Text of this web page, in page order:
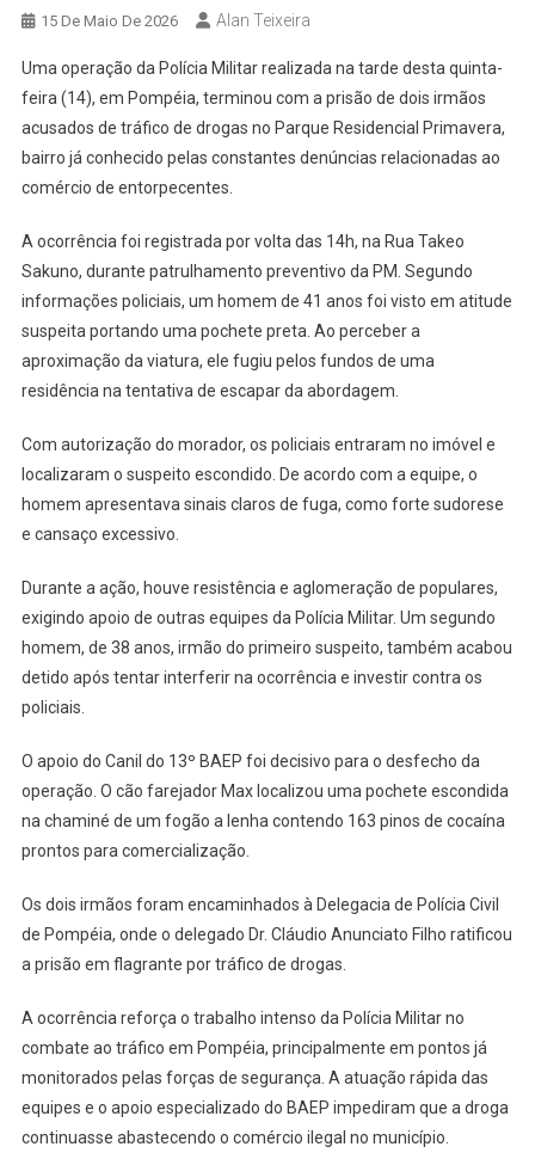
15 De Maio De 2026 Alan Teixeira
Uma operação da Polícia Militar realizada na tarde desta quinta-
feira (14), em Pompéia, terminou com a prisão de dois irmãos
acusados de tráfico de drogas no Parque Residencial Primavera,
bairro já conhecido pelas constantes denúncias relacionadas ao
comércio de entorpecentes.
A ocorrência foi registrada por volta das 14h, na Rua Takeo
Sakuno, durante patrulhamento preventivo da PM. Segundo
informações policiais, um homem de 41 anos foi visto em atitude
suspeita portando uma pochete preta. Ao perceber a
aproximação da viatura, ele fugiu pelos fundos de uma
residência na tentativa de escapar da abordagem.
Com autorização do morador, os policiais entraram no imóvel e
localizaram o suspeito escondido. De acordo com a equipe, o
homem apresentava sinais claros de fuga, como forte sudorese
e cansaço excessivo.
Durante a ação, houve resistência e aglomeração de populares,
exigindo apoio de outras equipes da Polícia Militar. Um segundo
homem, de 38 anos, irmão do primeiro suspeito, também acabou
detido após tentar interferir na ocorrência e investir contra os
policiais.
O apoio do Canil do 13º BAEP foi decisivo para o desfecho da
operação. O cão farejador Max localizou uma pochete escondida
na chaminé de um fogão a lenha contendo 163 pinos de cocaína
prontos para comercialização.
Os dois irmãos foram encaminhados à Delegacia de Polícia Civil
de Pompéia, onde o delegado Dr. Cláudio Anunciato Filho ratificou
a prisão em flagrante por tráfico de drogas.
A ocorrência reforça o trabalho intenso da Polícia Militar no
combate ao tráfico em Pompéia, principalmente em pontos já
monitorados pelas forças de segurança. A atuação rápida das
equipes e o apoio especializado do BAEP impediram que a droga
continuasse abastecendo o comércio ilegal no município.